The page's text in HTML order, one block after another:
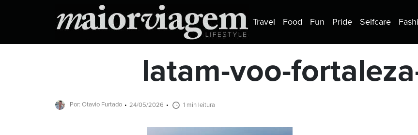
Travel Food Fun Pride Selfcare
latam-voo-
Por: Otavio Furtado 24/05/2026 1 min leitura